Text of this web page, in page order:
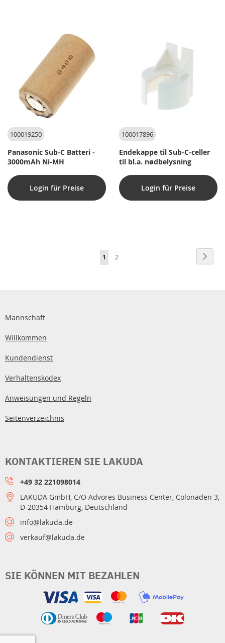
100019250
Panasonic Sub-C Batteri -
3000mAh Ni-MH
Login für Preise
100017896
Endekappe til Sub-C-celler
til bl.a. nødbelysning
Login für Preise
Sie
1 Seite
2
Mannschaft
Willkommen
Kundendienst
Verhaltenskodex
Anweisungen und Regeln
Seitenverzeichnis
SIE KÖNNEN MIT BEZAHLEN
KONTAKTIEREN SIE LAKUDA
+49 32 221098014
LAKUDA GmbH, C/O Advores Business Center, Colonaden 3,
D-20354 Hamburg, Deutschland
info@lakuda.de
verkauf@lakuda.de